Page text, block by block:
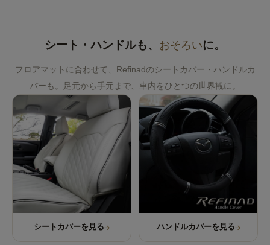
シート・ハンドルも、 おそろいに。
フロアマットに合わせて、Refinadのシートカバー・ハンドルカ
バーも。足元から手元まで、車内をひとつの世界観に。
シートカバーを見る ハンドルカバーを見る